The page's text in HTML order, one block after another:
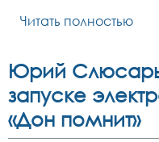
Читать полностью
Юрий
запуске
«Дон помнит»